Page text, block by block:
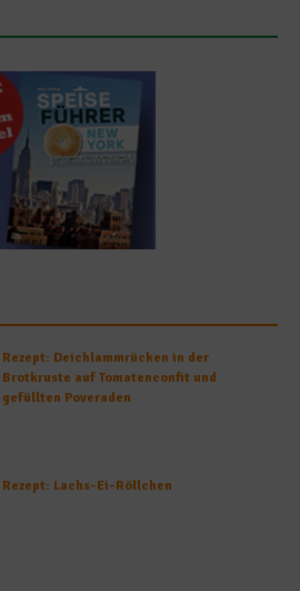
Rezept: Deichlammrücken in der
Brotkruste auf Tomatenconfit und
gefüllten Poveraden
Rezept: Lachs-Ei-Röllchen